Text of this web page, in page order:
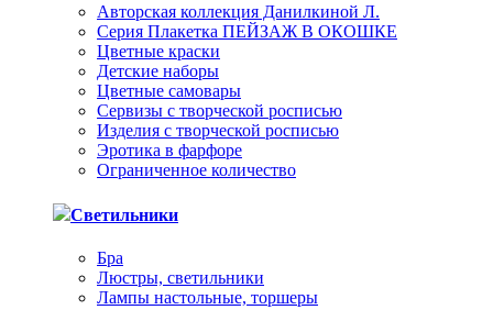
Авторская коллекция Данилкиной Л.
Серия Плакетка ПЕЙЗАЖ В ОКОШКЕ
Цветные краски
Детские наборы
Цветные самовары
Сервизы с творческой росписью
Изделия с творческой росписью
Эротика в фарфоре
Ограниченное количество
Светильники
Бра
Люстры, светильники
Лампы настольные, торшеры